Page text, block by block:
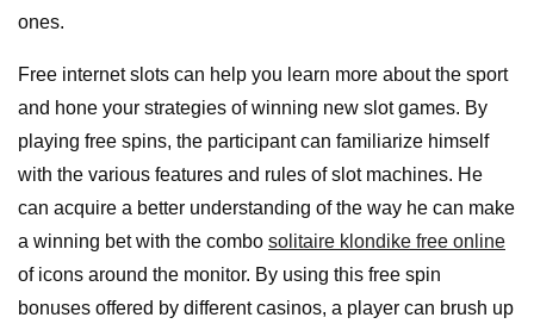
ones.
Free internet slots can help you learn more about the sport
and hone your strategies of winning new slot games. By
playing free spins, the participant can familiarize himself
with the various features and rules of slot machines. He
can acquire a better understanding of the way he can make
a winning bet with the combo solitaire klondike free online
of icons around the monitor. By using this free spin
bonuses offered by different casinos, a player can brush up